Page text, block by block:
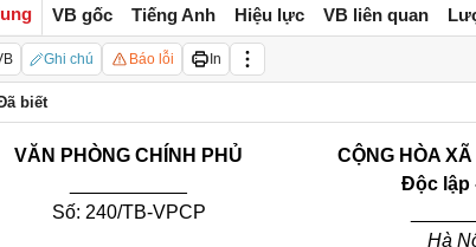
VB gốc Tiếng Anh Hiệu lực VB liên quan
Ghi chú Báo lỗi In
biết
VĂN PHÒNG CHÍNH PHỦ
Số: 240/TB-VPCP
CỘNG HÒA
Độc lập
Hà